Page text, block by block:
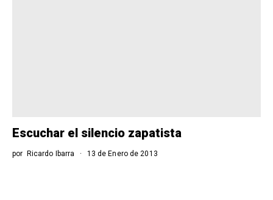
Escuchar el silencio zapatista
por Ricardo Ibarra 13 de Enero de 2013